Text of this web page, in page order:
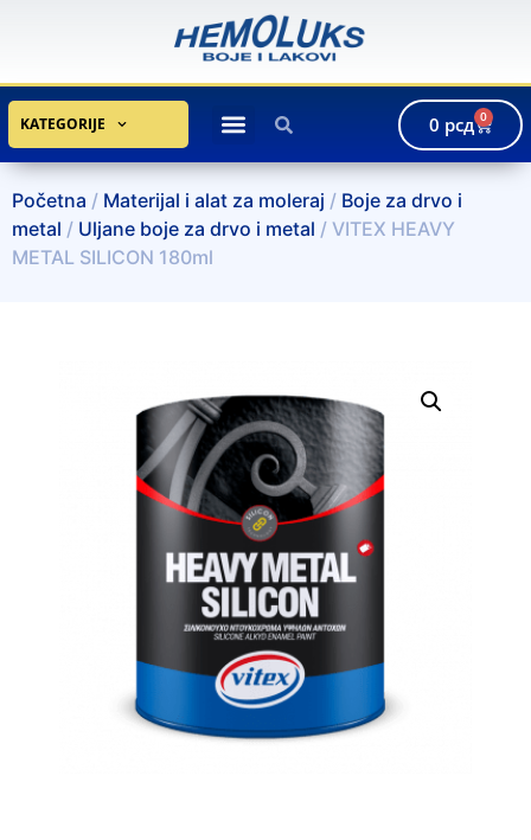
KATEGORIJE 0 рсд 0
Početna / Materijal i alat za moleraj / Boje za drvo i
metal / Uljane boje za drvo i metal / VITEX HEAVY
METAL SILICON 180ml